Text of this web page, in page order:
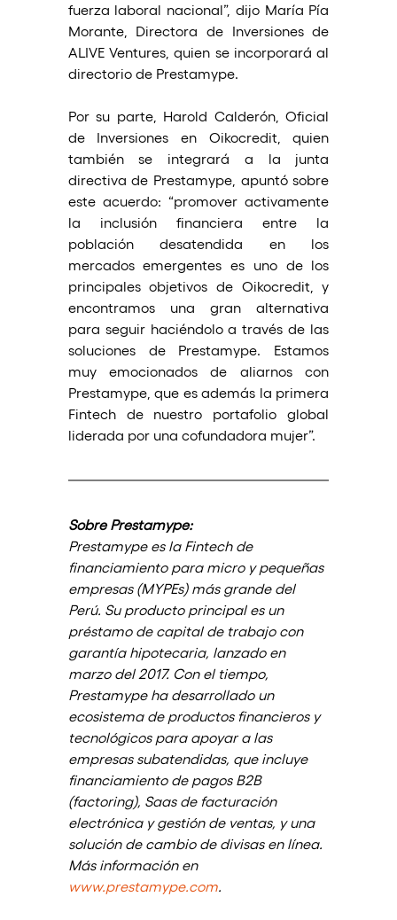
fuerza laboral nacional”, dijo María Pía
Morante, Directora de Inversiones de
ALIVE Ventures, quien se incorporará al
directorio de Prestamype.
Por su parte, Harold Calderón, Oficial
de Inversiones en Oikocredit, quien
también se integrará a la junta
directiva de Prestamype, apuntó sobre
este acuerdo: “promover activamente
la inclusión financiera entre la
población desatendida en los
mercados emergentes es uno de los
principales objetivos de Oikocredit, y
encontramos una gran alternativa
para seguir haciéndolo a través de las
soluciones de Prestamype. Estamos
muy emocionados de aliarnos con
Prestamype, que es además la primera
Fintech de nuestro portafolio global
liderada por una cofundadora mujer”.
Sobre Prestamype:
Prestamype es la Fintech de
financiamiento para micro y pequeñas
empresas (MYPEs) más grande del
Perú. Su producto principal es un
préstamo de capital de trabajo con
garantía hipotecaria, lanzado en
marzo del 2017. Con el tiempo,
Prestamype ha desarrollado un
ecosistema de productos financieros y
tecnológicos para apoyar a las
empresas subatendidas, que incluye
financiamiento de pagos B2B
(factoring), Saas de facturación
electrónica y gestión de ventas, y una
solución de cambio de divisas en línea.
Más información en
www.prestamype.com.